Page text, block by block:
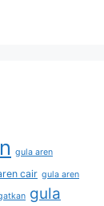
gula aren
cair gula aren
gula